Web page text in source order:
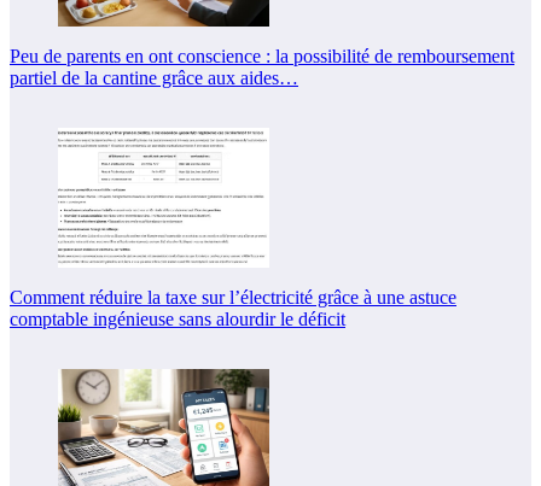
Peu de parents en ont conscience : la possibilité de remboursement
partiel de la cantine grâce aux aides…
Comment réduire la taxe sur l’électricité grâce à une astuce
comptable ingénieuse sans alourdir le déficit